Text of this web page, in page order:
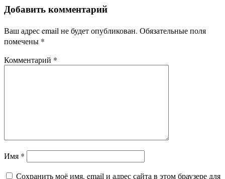
Добавить комментарий
Ваш адрес email не будет опубликован. Обязательные поля
помечены *
Комментарий *
Имя *
Сохранить моё имя, email и адрес сайта в этом браузере для